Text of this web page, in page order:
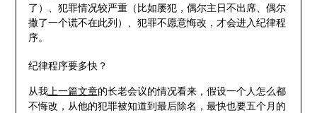
了）、犯罪情况较严重（比如屡犯，偶尔主日不出席、偶尔
撒了一个谎不在此列）、犯罪不愿意悔改，才会进入纪律程
序。
纪律程序要多快？
从我上一篇文章的长老会议的情况看来，假设一个人怎么都
不悔改，从他的犯罪被知道到最后除名，最快也要五个月的